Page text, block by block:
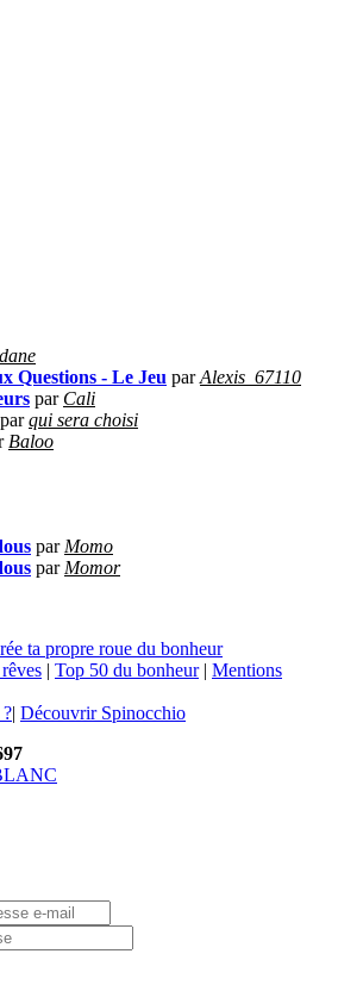
Questions - Le Jeu parAlexis_67110
par Cali
parqui sera choisi
Baloo
par Momo
par Momor
ta propre roue du bonheur
| Top 50 du bonheur| Mentions
| Découvrir Spinocchio